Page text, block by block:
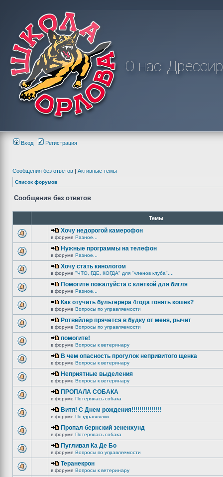
О нас
Вход Регистрация
Сообщения без ответов | Активные темы
Список форумов
Сообщения без ответов
Темы
Хочу недорогой камерофон
в форуме Разное...
Нужные программы на телефон
в форуме Разное...
Хочу стать кинологом
в форуме "ЧТО, ГДЕ, КОГДА" для "членов клуба"....
Помогите пожалуйста с клеткой для бигля
в форуме Разное...
Как отучить бультерера 4года гонять кошек?
в форуме Вопросы по управляемости
Ротвейлер прячется в будку от меня, рычит
в форуме Вопросы по управляемости
помогите!
в форуме Вопросы к ветеринару
В чем опасность прогулок непривитого щенка
в форуме Вопросы к ветеринару
Неприятные выделения
в форуме Вопросы к ветеринару
ПРОПАЛА СОБАКА
в форуме Потерялась собака
Витя! С Днем рождения!!!!!!!!!!!!!!!
в форуме Поздравлялки
Пропал бернский зененхунд
в форуме Потерялась собака
Пугливая Ка Де Бо
в форуме Вопросы по управляемости
Теранекрон
в форуме Вопросы к ветеринару